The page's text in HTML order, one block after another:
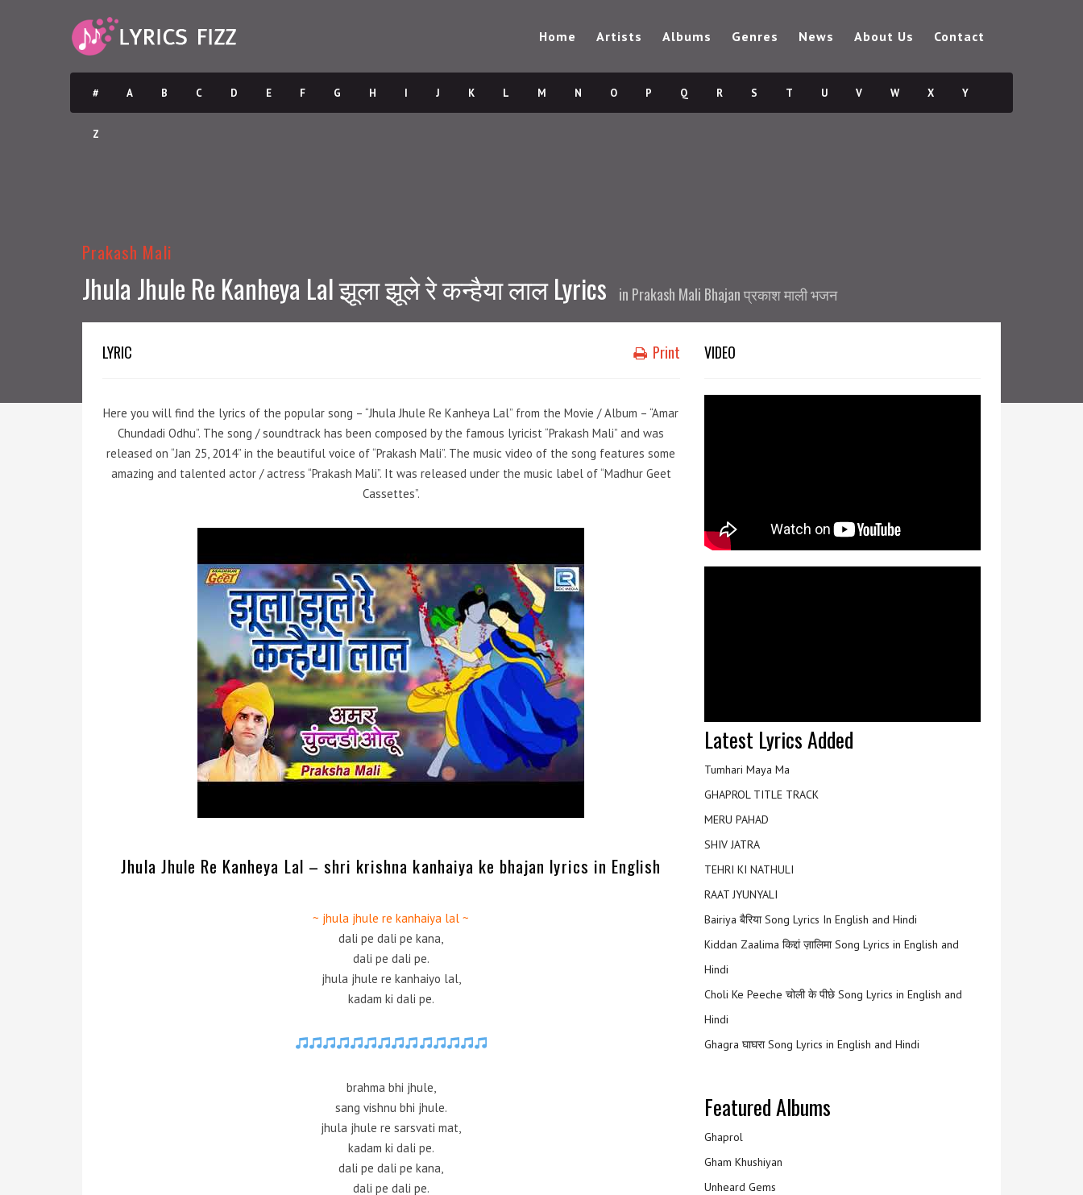
Home Artists Albums Genres News About Us Contact
# A B C D E F G H I J K L M N O P Q R S T U V W X Y
Z
Prakash Mali
Jhula Jhule Re Kanheya Lal झूला झूले रे कन्हैया लाल Lyrics in Prakash Mali Bhajan प्रकाश माली भजन
LYRIC Print
Here you will find the lyrics of the popular song – “Jhula Jhule Re Kanheya Lal” from the Movie / Album – “Amar
Chundadi Odhu”. The song / soundtrack has been composed by the famous lyricist “Prakash Mali” and was
released on “Jan 25, 2014” in the beautiful voice of “Prakash Mali”. The music video of the song features some
amazing and talented actor / actress “Prakash Mali”. It was released under the music label of “Madhur Geet
Cassettes”.
Jhula Jhule Re Kanheya Lal – shri krishna kanhaiya ke bhajan lyrics in English
~ jhula jhule re kanhaiya lal ~
dali pe dali pe kana,
dali pe dali pe.
jhula jhule re kanhaiyo lal,
kadam ki dali pe.
brahma bhi jhule,
sang vishnu bhi jhule.
jhula jhule re sarsvati mat,
kadam ki dali pe.
dali pe dali pe kana,
dali pe dali pe.
VIDEO
Latest Lyrics Added
Tumhari Maya Ma
GHAPROL TITLE TRACK
MERU PAHAD
SHIV JATRA
TEHRI KI NATHULI
RAAT JYUNYALI
Bairiya बैरिया Song Lyrics In English and Hindi
Kiddan Zaalima किद्दां ज़ालिमा Song Lyrics in English and
Hindi
Choli Ke Peeche चोली के पीछे Song Lyrics in English and
Hindi
Ghagra घाघरा Song Lyrics in English and Hindi
Featured Albums
Ghaprol
Gham Khushiyan
Unheard Gems